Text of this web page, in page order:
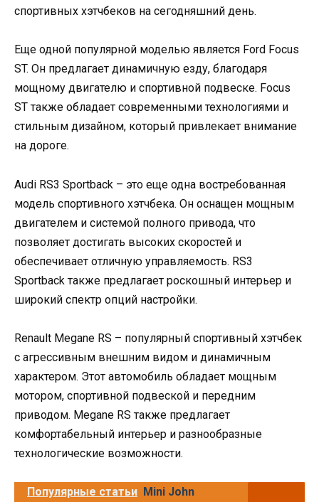
спортивных хэтчбеков на сегодняшний день.
Еще одной популярной моделью является Ford Focus
ST. Он предлагает динамичную езду, благодаря
мощному двигателю и спортивной подвеске. Focus
ST также обладает современными технологиями и
стильным дизайном, который привлекает внимание
на дороге.
Audi RS3 Sportback – это еще одна востребованная
модель спортивного хэтчбека. Он оснащен мощным
двигателем и системой полного привода, что
позволяет достигать высоких скоростей и
обеспечивает отличную управляемость. RS3
Sportback также предлагает роскошный интерьер и
широкий спектр опций настройки.
Renault Megane RS – популярный спортивный хэтчбек
с агрессивным внешним видом и динамичным
характером. Этот автомобиль обладает мощным
мотором, спортивной подвеской и передним
приводом. Megane RS также предлагает
комфортабельный интерьер и разнообразные
технологические возможности.
Популярные статьи Mini John